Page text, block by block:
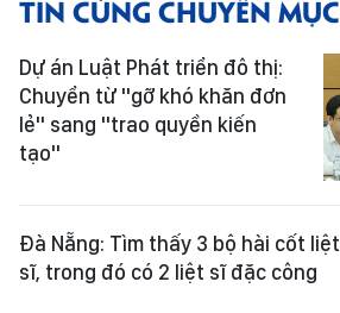
TIN CÙNG CHUYÊN MỤC
Dự án Luật Phát triển đô thị:
Chuyển từ "gỡ khó khăn đơn
lẻ" sang "trao quyền kiến
tạo"
Đà Nẵng: Tìm thấy 3 bộ hài cốt liệt
sĩ, trong đó có 2 liệt sĩ đặc công